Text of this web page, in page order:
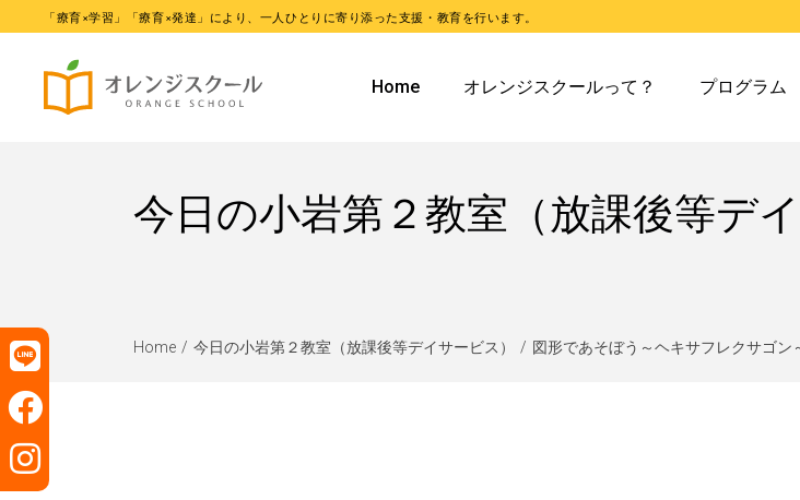
「療育×学習」「療育×発達」により、一人ひとりに寄り添った支援・教育を行います。
Home オレンジスクールって？
オレンジスクールとは
オレンジスクールピコとは
プログラム
オレンジス
オレンジス
オレンジスクールピコとは
オレンジスクール
溝
あ
藤
今日の小岩第２教室（放課後等デイ
Home 今日の小岩第２教室（放課後等デイサービス） 図形であそぼう～ヘキサフレクサゴン